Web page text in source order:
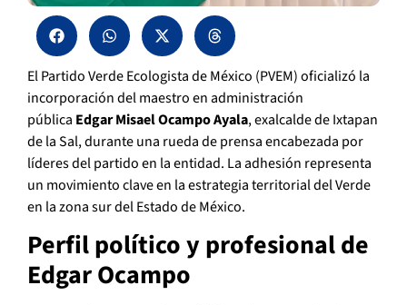
El Partido Verde Ecologista de México (PVEM) oficializó la
incorporación del maestro en administración
pública Edgar Misael Ocampo Ayala, exalcalde de Ixtapan
de la Sal, durante una rueda de prensa encabezada por
líderes del partido en la entidad. La adhesión representa
un movimiento clave en la estrategia territorial del Verde
en la zona sur del Estado de México.
Perfil político y profesional de
Edgar Ocampo